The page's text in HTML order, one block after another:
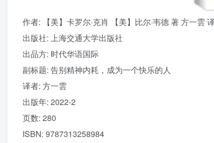
作者: 【美】卡罗尔·克肖 【美】比尔·韦德 著 方一雲
出版社: 上海交通大学出版社
出品方: 时代华语国际
副标题: 告别精神内耗，成为一个快乐的人
译者: 方一雲
出版年: 2022-2
页数: 280
ISBN: 9787313258984